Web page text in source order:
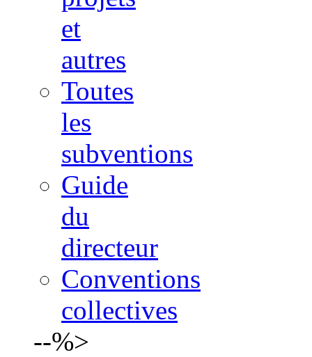
et
autres
Toutes
les
subventions
Guide
du
directeur
Conventions
collectives
--%>